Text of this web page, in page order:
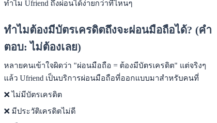
ทำไม Ufriend ถึงผ่อนได้ง่ายกว่าที่ไหนๆ
ทำไมต้องมีบัตรเครดิตถึงจะผ่อนมือถือได้? (คำ
ตอบ: ไม่ต้องเลย)
หลายคนเข้าใจผิดว่า "ผ่อนมือถือ = ต้องมีบัตรเครดิต" แต่จริงๆ
แล้ว Ufriend เป็นบริการผ่อนมือถือที่ออกแบบมาสำหรับคนที่
❌ ไม่มีบัตรเครดิต
❌ มีประวัติเครดิตไม่ดี